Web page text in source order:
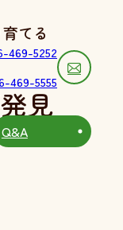
469-5252
469-5555
Q&A
てる
見